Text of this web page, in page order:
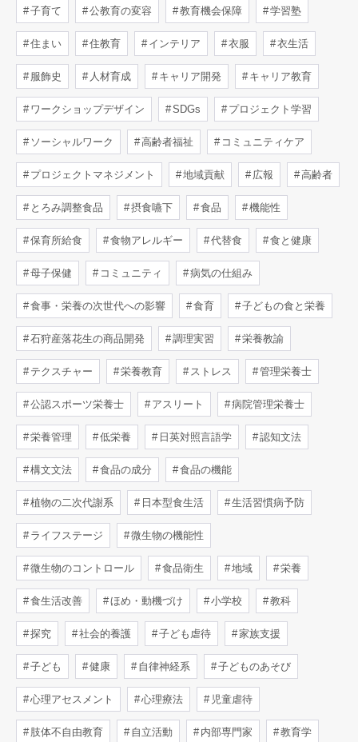
子育て 公教育の変容 教育機会保障 学習塾
住まい 住教育 インテリア 衣服 衣生活
服飾史 人材育成 キャリア開発 キャリア教育
ワークショップデザイン SDGs プロジェクト学習
ソーシャルワーク 高齢者福祉 コミュニティケア
プロジェクトマネジメント 地域貢献 広報 高齢者
とろみ調整食品 摂食嚥下 食品 機能性
保育所給食 食物アレルギー 代替食 食と健康
母子保健 コミュニティ 病気の仕組み
食事・栄養の次世代への影響 食育 子どもの食と栄養
石狩産落花生の商品開発 調理実習 栄養教諭
テクスチャー 栄養教育 ストレス 管理栄養士
公認スポーツ栄養士 アスリート 病院管理栄養士
栄養管理 低栄養 日英対照言語学 認知文法
構文文法 食品の成分 食品の機能
植物の二次代謝系 日本型食生活 生活習慣病予防
ライフステージ 微生物の機能性
微生物のコントロール 食品衛生 地域 栄養
食生活改善 ほめ・動機づけ 小学校 教科
探究 社会的養護 子ども虐待 家族支援
子ども 健康 自律神経系 子どものあそび
心理アセスメント 心理療法 児童虐待
肢体不自由教育 自立活動 内部専門家 教育学